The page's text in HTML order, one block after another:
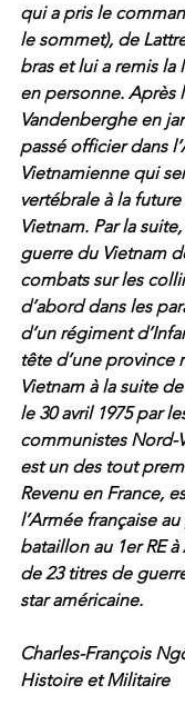
qui a pris le
le sommet), de
bras et lui a remis
en personne. Après
Vandenberghe en
passé officier dans
Vietnamienne qui
vertébrale à la
Vietnam. Par la
guerre du Vietnam
combats sur les
d’abord dans les
d’un régiment
tête d’une province
Vietnam à la suite
le 30 avril 1975 par
communistes Nord-
est un des tout
Revenu en France,
l’Armée française
bataillon au 1er RE
de 23 titres de
star américaine.
Charles-François
Histoire et Militaire